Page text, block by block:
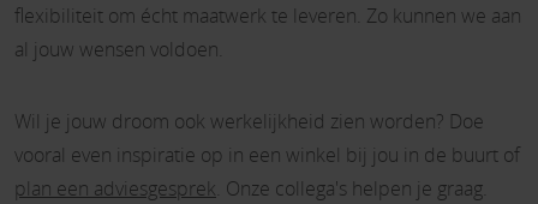
flexibiliteit om écht maatwerk te leveren. Zo kunnen we aan
al jouw wensen voldoen.
Wil je jouw droom ook werkelijkheid zien worden? Doe
vooral even inspiratie op in een winkel bij jou in de buurt of
plan een adviesgesprek . Onze collega's helpen je graag.